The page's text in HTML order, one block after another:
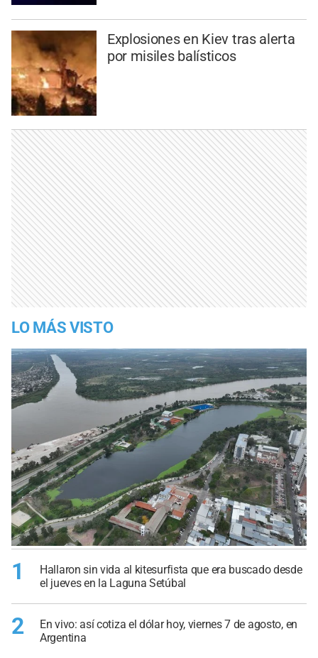
Explosiones en Kiev tras alerta
por misiles balísticos
LO MÁS VISTO
1
Hallaron sin vida al kitesurfista que era buscado desde
el jueves en la Laguna Setúbal
2
En vivo: así cotiza el dólar hoy, viernes 7 de agosto, en
Argentina